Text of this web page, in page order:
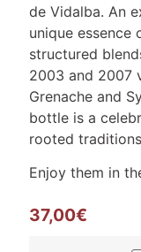
de Vidalba. An
unique essence
structured
2003 and 2007
Grenache and
bottle is a
rooted
Enjoy them in
37,00€